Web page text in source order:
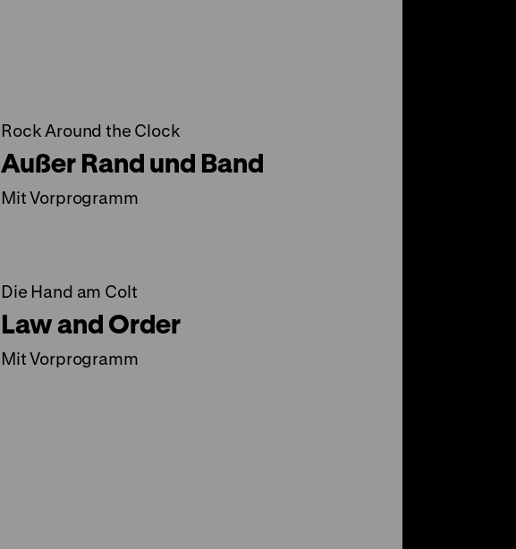
Rock Around the Clock
Außer Rand und Band
Mit Vorprogramm
Die Hand am Colt
Law and Order
Mit Vorprogramm